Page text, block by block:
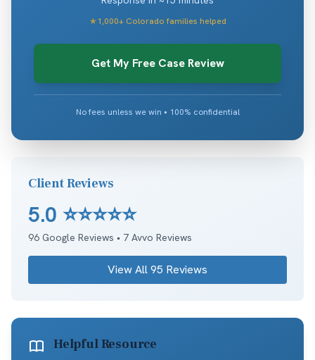
★1,000+ Colorado families helped
Get My Free Case Review
No fees unless we win • 100% confidential
Client Reviews
5.0 ⭐⭐⭐⭐⭐
96 Google Reviews • 7 Avvo Reviews
View All95 Reviews
Helpful Resource